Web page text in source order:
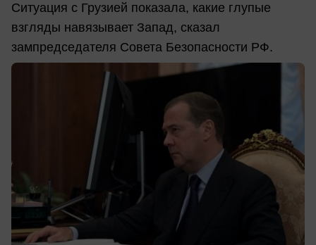
Ситуация с Грузией показала, какие глупые
взгляды навязывает Запад, сказал
зампредседателя Совета Безопасности РФ.